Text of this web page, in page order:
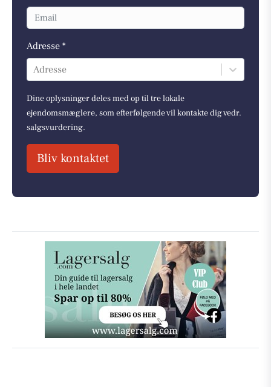
Adresse *
Adresse
Dine oplysninger deles med op til tre lokale
ejendomsmæglere, som efterfølgende vil kontakte dig vedr.
salgsvurdering.
Bliv kontaktet